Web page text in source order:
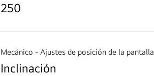
250
Mecánico - Ajustes de posición de la pantalla
Inclinación